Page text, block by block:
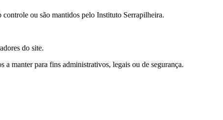
controle ou são mantidos pelo Instituto Serrapilheira.
do site.
a manter para fins administrativos, legais ou de segurança.